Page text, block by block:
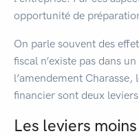
opportunité de
On parle souvent des
fiscal n’existe pas dans
l’amendement
financier sont deux
Les leviers